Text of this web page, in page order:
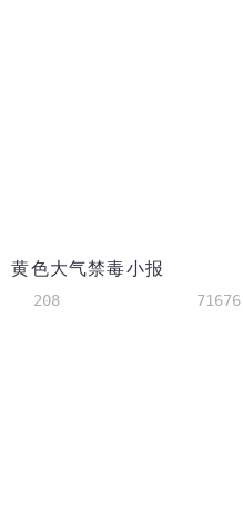
黄色大气禁毒小报
208 71676